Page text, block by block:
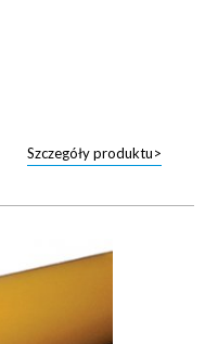
Szczegóły produktu>